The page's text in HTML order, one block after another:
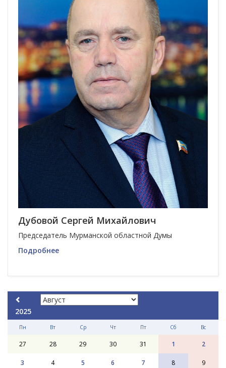
Дубовой Сергей Михайлович
Председатель Мурманской областной Думы
Подробнее
2025
Пн Вт Ср Чт Пт Сб Вс
27 28 29 30 31 1 2
3 4 5 6 7 8 9